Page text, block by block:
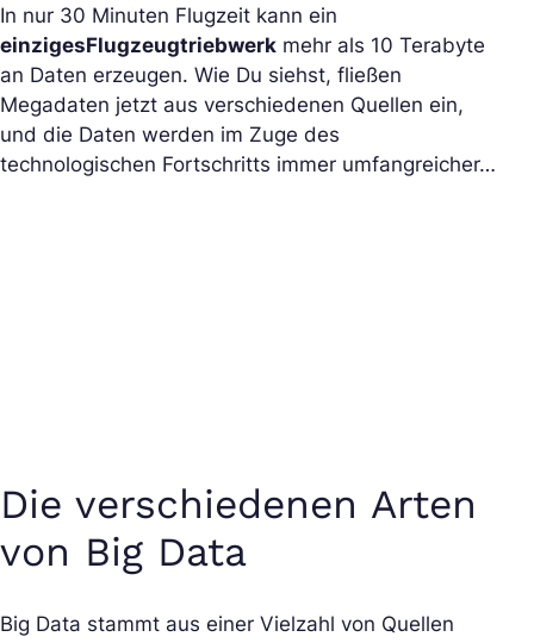
In nur 30 Minuten Flugzeit kann ein
einzigesFlugzeugtriebwerk mehr als 10 Terabyte
an Daten erzeugen. Wie Du siehst, fließen
Megadaten jetzt aus verschiedenen Quellen ein,
und die Daten werden im Zuge des
technologischen Fortschritts immer umfangreicher…
Die verschiedenen Arten
von Big Data
Big Data stammt aus einer Vielzahl von Quellen